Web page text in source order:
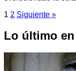
1 2 Siguiente »
Lo último en